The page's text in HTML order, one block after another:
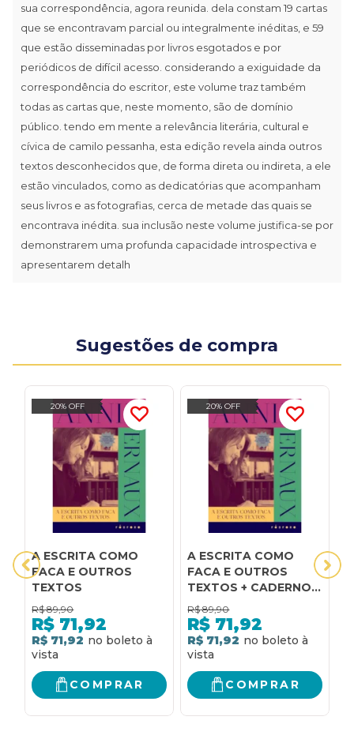
sua correspondência, agora reunida. dela constam 19 cartas
que se encontravam parcial ou integralmente inéditas, e 59
que estão disseminadas por livros esgotados e por
periódicos de difícil acesso. considerando a exiguidade da
correspondência do escritor, este volume traz também
todas as cartas que, neste momento, são de domínio
público. tendo em mente a relevância literária, cultural e
cívica de camilo pessanha, esta edição revela ainda outros
textos desconhecidos que, de forma direta ou indireta, a ele
estão vinculados, como as dedicatórias que acompanham
seus livros e as fotografias, cerca de metade das quais se
encontrava inédita. sua inclusão neste volume justifica-se por
demonstrarem uma profunda capacidade introspectiva e
apresentarem detalh
Sugestões de compra
20% OFF
A ESCRITA COMO
FACA E OUTROS
TEXTOS
R$ 89,90
R$ 71,92
R$ 71,92
COMPRAR
20% OFF
A ESCRITA COMO
FACA E OUTROS
TEXTOS + CADERNO
EDIÇÃO ESPECIAL
R$ 89,90
R$ 71,92
R$ 71,92
COMPRAR